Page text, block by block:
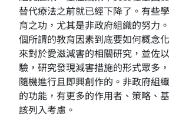
替代療法之前就已經下降了。有些
育之功，尤其是非政府組織的努力
個所謂的教育因素到底要如何概念
來對於愛滋減害的相關研究，並佐
驗，研究發現減害措施的形式眾多
隨機進行且即興創作的。非政府組
的功能，有更多的作用者、策略、
該列入考慮。